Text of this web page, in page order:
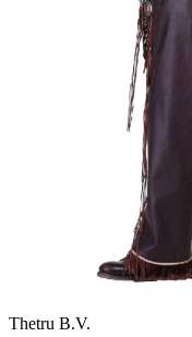
Thetru B.V.